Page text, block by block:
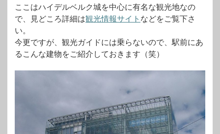
ここはハイデルベルク城を中心に有名な観光地なの
で、見どころ詳細は観光情報サイト などをご覧下さ
い。
今更ですが、観光ガイドには乗らないので、駅前にあ
るこんな建物をご紹介しておきます（笑）